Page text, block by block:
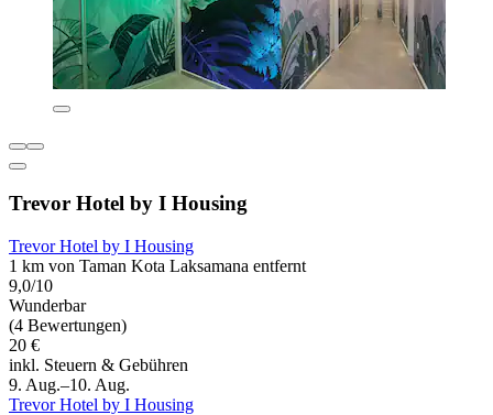
Trevor Hotel by I Housing
Trevor Hotel by I Housing
1 km von Taman Kota Laksamana entfernt
9,0/10
Wunderbar
(4 Bewertungen)
20 €
inkl. Steuern & Gebühren
9. Aug.–10. Aug.
Trevor Hotel by I Housing